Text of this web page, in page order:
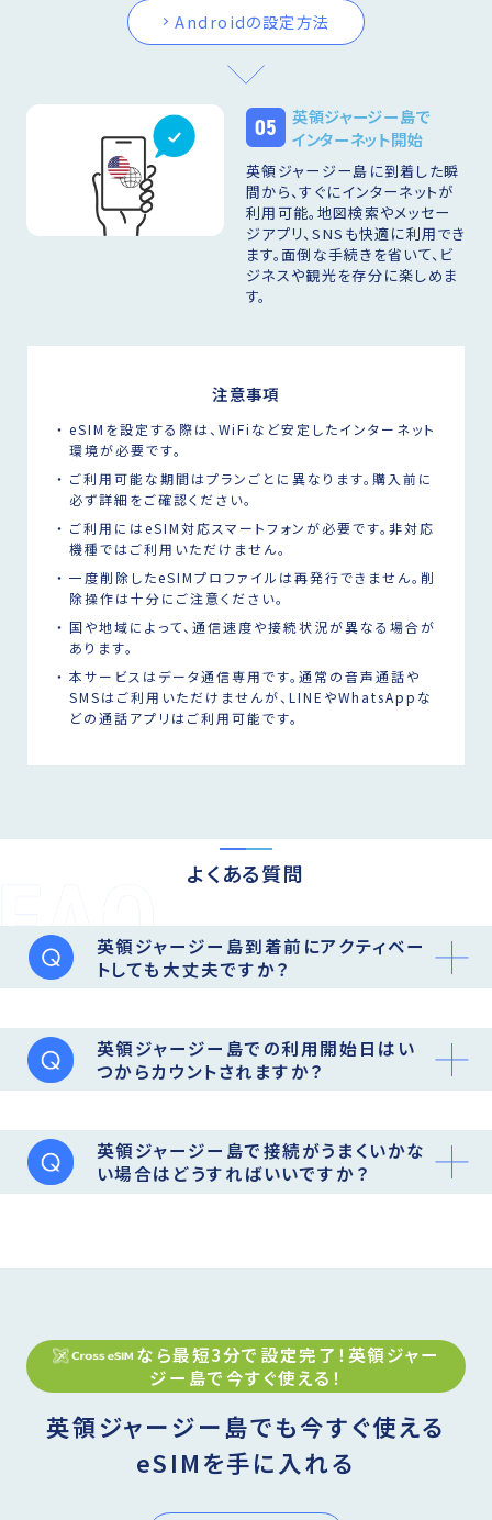
Androidの設定方法
05
英領ジャージー島で
インターネット開始
英領ジャージー島に到着した瞬
間から、すぐにインターネットが
利用可能。地図検索やメッセー
ジアプリ、SNSも快適に利用でき
ます。面倒な手続きを省いて、ビ
ジネスや観光を存分に楽しめま
す。
注意事項
eSIMを設定する際は、WiFiなど安定したインターネット
環境が必要です。
ご利用可能な期間はプランごとに異なります。購入前に
必ず詳細をご確認ください。
ご利用にはeSIM対応スマートフォンが必要です。非対応
機種ではご利用いただけません。
一度削除したeSIMプロファイルは再発行できません。削
除操作は十分にご注意ください。
国や地域によって、通信速度や接続状況が異なる場合が
あります。
本サービスはデータ通信専用です。通常の音声通話や
SMSはご利用いただけませんが、LINEやWhatsAppな
どの通話アプリはご利用可能です。
よくある質問
英領ジャージー島到着前にアクティベー
トしても大丈夫ですか？
英領ジャージー島での利用開始日はい
つからカウントされますか？
英領ジャージー島で接続がうまくいかな
い場合はどうすればいいですか？
なら最短3分で設定完了！ 英領ジャー
ジー島で今すぐ使える！
英領ジャージー島でも今すぐ使える
eSIMを手に入れる